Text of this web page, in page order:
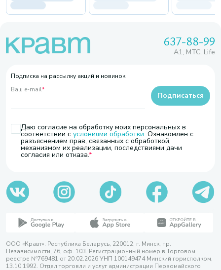
637-88-99
A1, МТС, Life
Подписка на рассылку акций и новинок
Ваш e-mail*
Даю согласие на обработку моих персональных в
соответствии с условиями обработки. Ознакомлен с
разъяснением прав, связанных с обработкой,
механизмом их реализации, последствиями дачи
согласия или отказа.
Подписаться
ООО «Кравт». Республика Беларусь, 220012, г. Минск, пр.
Независимости, 76, оф. 103. Регистрационный номер в Торговом
реестре №769481 от 20.02.2026 УНП 100149474 Минский горисполком,
13.10.1992. Отдел торговли и услуг администрации Первомайского